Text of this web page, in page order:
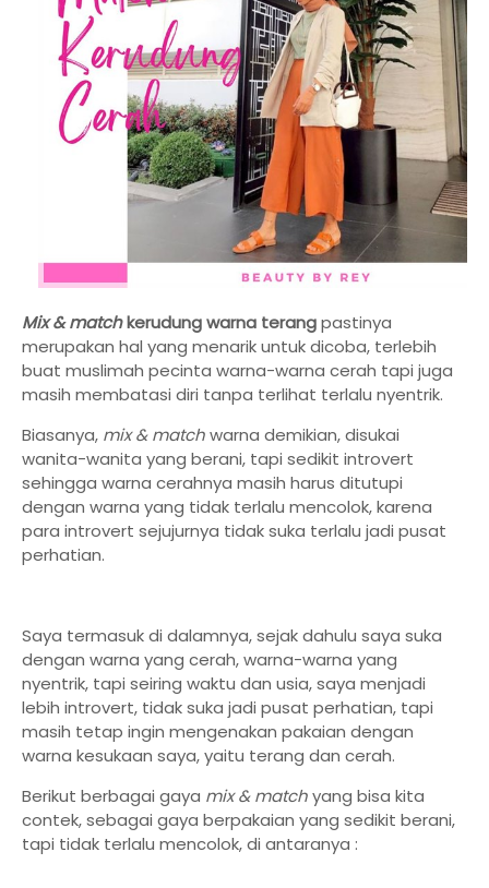
Mix & matchkerudung warna terangpastinya
merupakan hal yang menarik untuk dicoba, terlebih
buat muslimah pecinta warna-warna cerah tapi juga
masih membatasi diri tanpa terlihat terlalu nyentrik.
Biasanya, mix & matchwarna demikian, disukai
wanita-wanita yang berani, tapi sedikit introvert
sehingga warna cerahnya masih harus ditutupi
dengan warna yang tidak terlalu mencolok, karena
para introvert sejujurnya tidak suka terlalu jadi pusat
perhatian.
Saya termasuk di dalamnya, sejak dahulu saya suka
dengan warna yang cerah, warna-warna yang
nyentrik, tapi seiring waktu dan usia, saya menjadi
lebih introvert, tidak suka jadi pusat perhatian, tapi
masih tetap ingin mengenakan pakaian dengan
warna kesukaan saya, yaitu terang dan cerah.
Berikut berbagai gaya mix & matchyang bisa kita
contek, sebagai gaya berpakaian yang sedikit berani,
tapi tidak terlalu mencolok, di antaranya :